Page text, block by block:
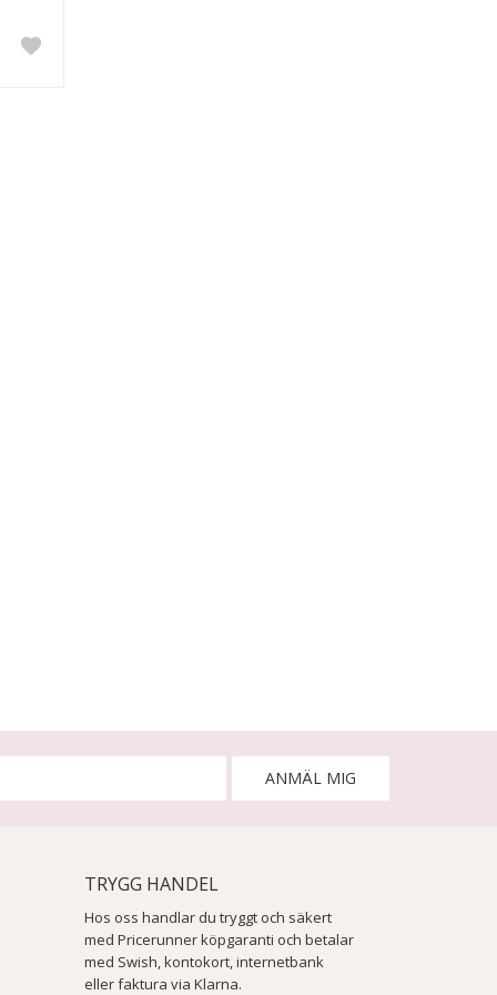
ANMÄL MIG
TRYGG HANDEL
Hos oss handlar du tryggt och säkert
med Pricerunner köpgaranti och betalar
med Swish, kontokort, internetbank
eller faktura via Klarna.